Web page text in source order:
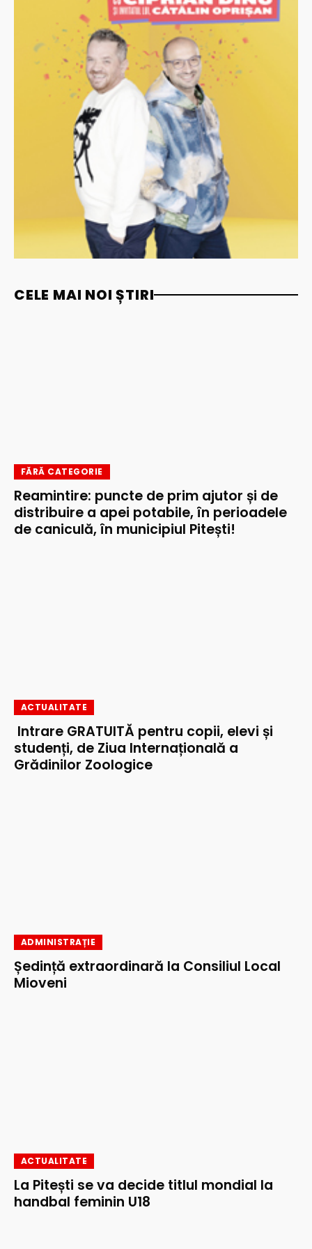
CELE MAI NOI ȘTIRI
FĂRĂ CATEGORIE
Reamintire: puncte de prim ajutor și de
distribuire a apei potabile, în perioadele
de caniculă, în municipiul Pitești!
ACTUALITATE
Intrare GRATUITĂ pentru copii, elevi și
studenți, de Ziua Internațională a
Grădinilor Zoologice
ADMINISTRAȚIE
Ședință extraordinară la Consiliul Local
Mioveni
ACTUALITATE
La Pitești se va decide titlul mondial la
handbal feminin U18